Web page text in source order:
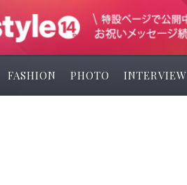
FASHION PHOTO INTERVIEW